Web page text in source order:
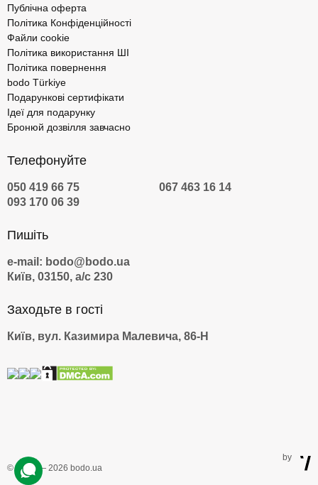
Публічна оферта
Політика Конфіденційності
Файли cookie
Політика використання ШІ
Політика повернення
bodo Türkiye
Подарункові сертифікати
Ідеї для подарунку
Бронюй дозвілля завчасно
Телефонуйте
050 419 66 75
067 463 16 14
093 170 06 39
Пишіть
e-mail: bodo@bodo.ua
Київ, 03150, а/с 230
Заходьте в гості
Київ, вул. Казимира Малевича, 86-Н
© 2009 — 2026 bodo.ua
by